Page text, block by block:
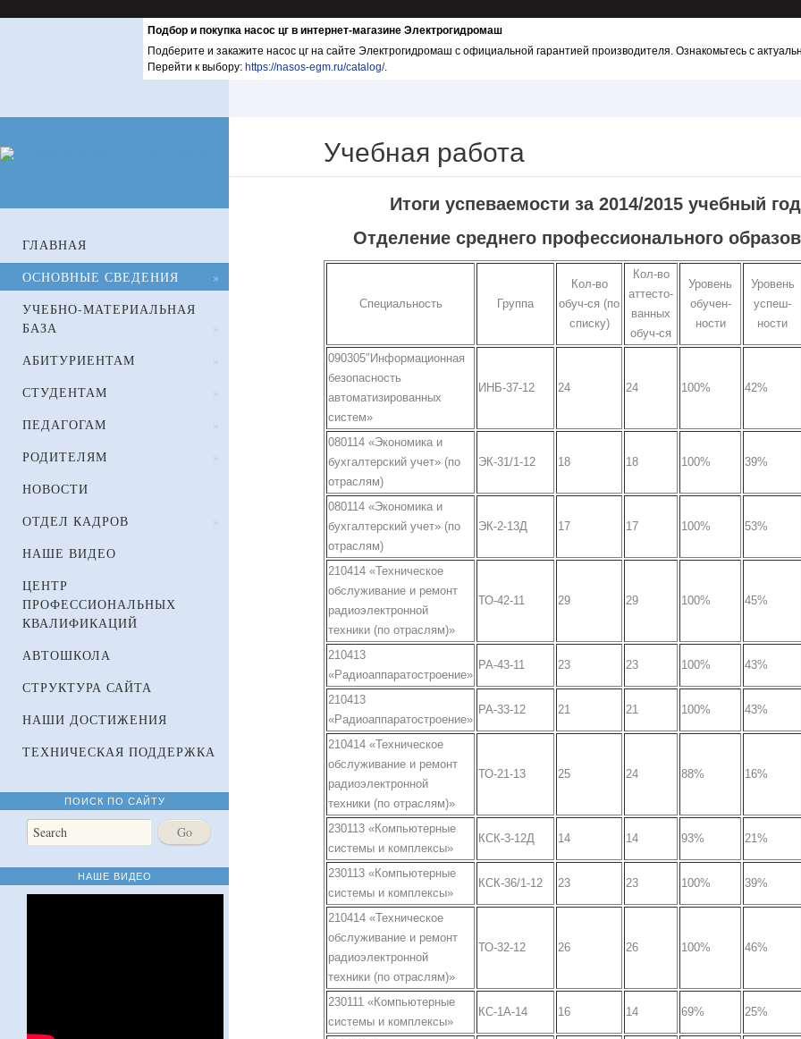
Подбор и покупка насос цг в интернет-магазине Электрогидромаш
Подберите и закажите насос цг на сайте Электрогидромаш с официальной гарантией производителя. Ознакомьтесь с
Перейти к выбору: https://nasos-egm.ru/catalog/.
ГЛАВНАЯ
ОСНОВНЫЕ СВЕДЕНИЯ
»
УЧЕБНО-МАТЕРИАЛЬНАЯ
БАЗА
»
АБИТУРИЕНТАМ
»
СТУДЕНТАМ
»
ПЕДАГОГАМ
»
РОДИТЕЛЯМ
»
НОВОСТИ
ОТДЕЛ КАДРОВ
»
НАШЕ ВИДЕО
ЦЕНТР
ПРОФЕССИОНАЛЬНЫХ
КВАЛИФИКАЦИЙ
АВТОШКОЛА
СТРУКТУРА САЙТА
НАШИ ДОСТИЖЕНИЯ
ТЕХНИЧЕСКАЯ ПОДДЕРЖКА
ПОИСК ПО САЙТУ
НАШЕ ВИДЕО
Учебная работа
Итоги успеваемости за 2014/2015 учебный
Отделение среднего профессионального
Специальность Группа
Кол-во
обуч-ся (по
списку)
Кол-во
аттесто-
ванных
обуч-ся
Уровень
обучен-
ности
Уровень
успеш-
ности
090305″Информационная
безопасность
автоматизированных
систем»
ИНБ-37-12 24 24 100% 42%
080114 «Экономика и
бухгалтерский учет» (по
отраслям)
ЭК-31/1-12 18 18 100% 39%
080114 «Экономика и
бухгалтерский учет» (по
отраслям)
ЭК-2-13Д 17 17 100% 53%
210414 «Техническое
обслуживание и ремонт
радиоэлектронной
техники (по отраслям)»
ТО-42-11 29 29 100% 45%
210413
«Радиоаппаратостроение»
РА-43-11 23 23 100% 43%
210413
«Радиоаппаратостроение»
РА-33-12 21 21 100% 43%
210414 «Техническое
обслуживание и ремонт
радиоэлектронной
техники (по отраслям)»
ТО-21-13 25 24 88% 16%
230113 «Компьютерные
системы и комплексы»
КСК-3-12Д 14 14 93% 21%
230113 «Компьютерные
системы и комплексы»
КСК-36/1-12 23 23 100% 39%
210414 «Техническое
обслуживание и ремонт
радиоэлектронной
техники (по отраслям)»
ТО-32-12 26 26 100% 46%
230111 «Компьютерные
системы и комплексы»
КС-1А-14 16 14 69% 25%